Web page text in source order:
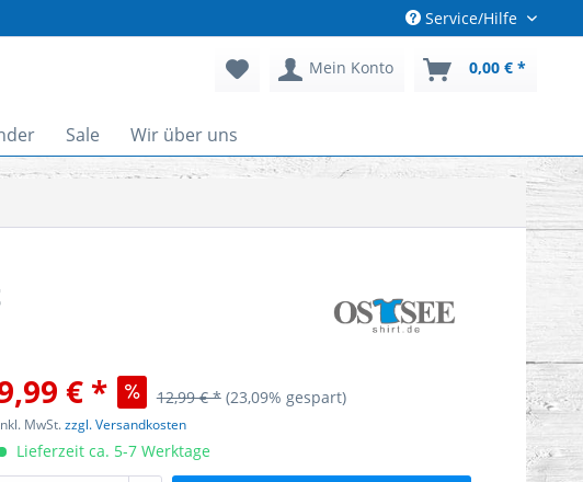
Service/Hilfe
Mein Konto 0,00 € *
Sale Wir über uns
€ * 12,99 € * (23,09% gespart)
MwSt.zzgl. Versandkosten
Lieferzeit ca. 5-7 Werktage